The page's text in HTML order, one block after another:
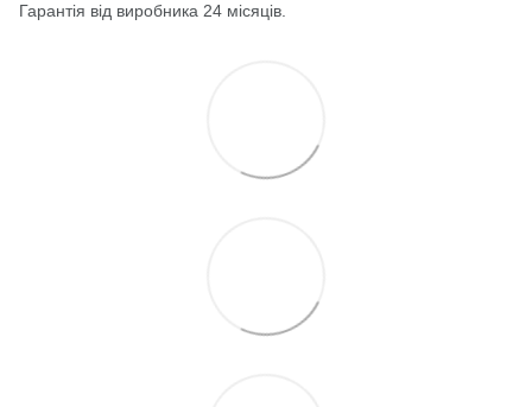
Гарантія від виробника 24 місяців.